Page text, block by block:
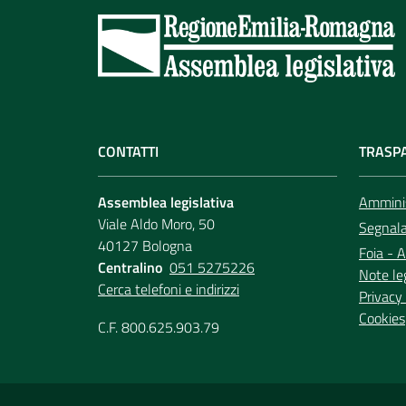
CONTATTI
Assemblea legislativa
Viale Aldo Moro, 50
40127 Bologna
Centralino 051 5275226
Cerca telefoni e indirizzi
C.F. 800.625.903.79
Foia -
Note
Cookies